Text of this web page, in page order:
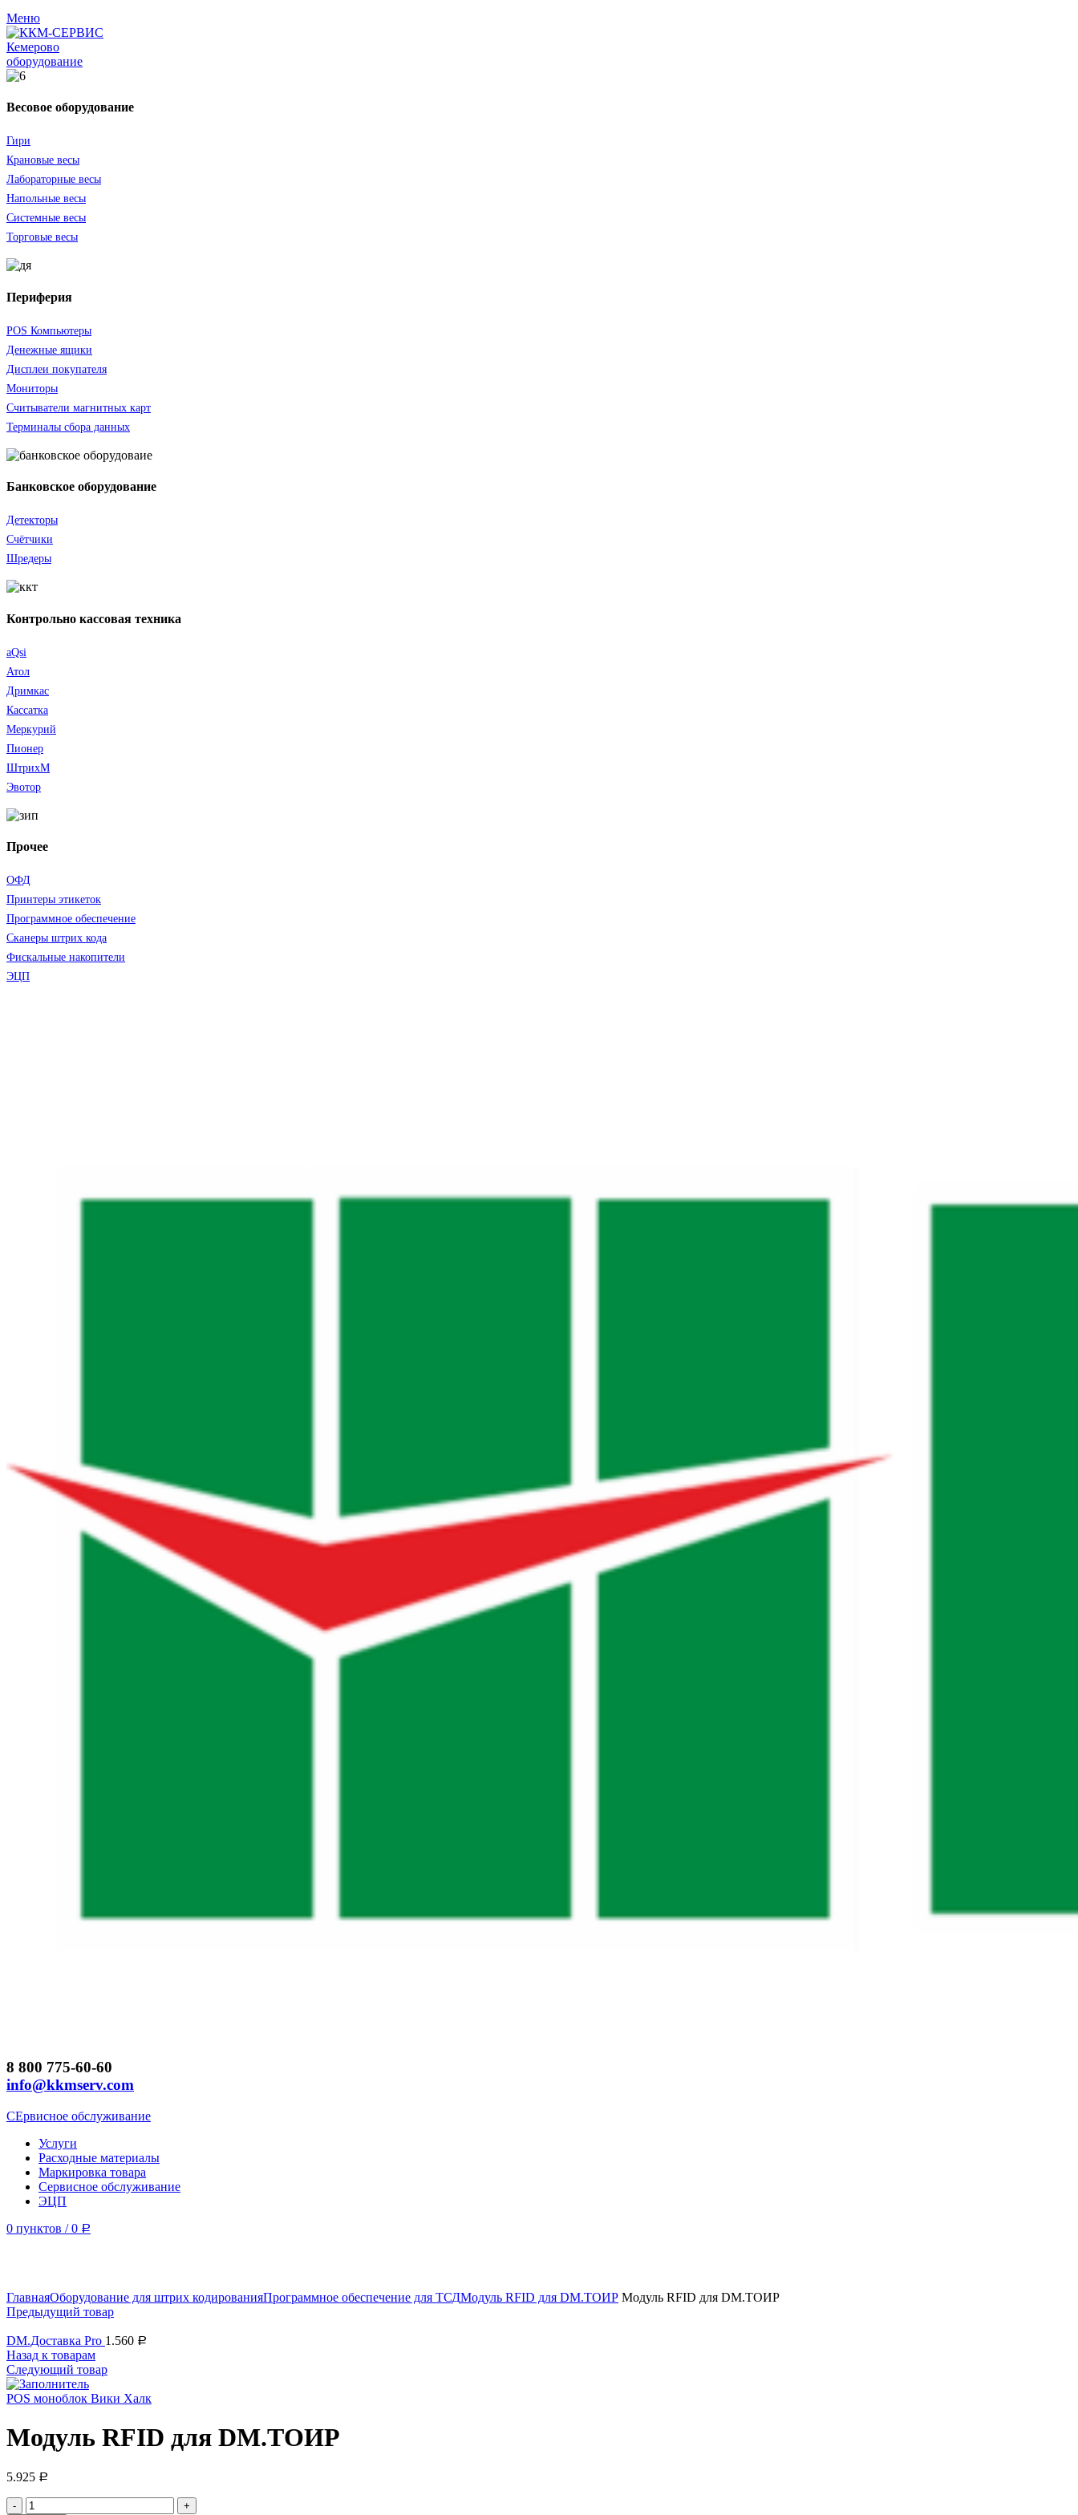
Меню
оборудование
Весовое оборудование
Гири
Крановые весы
Лабораторные весы
Напольные весы
Системные весы
Торговые весы
Периферия
POS Компьютеры
Денежные ящики
Дисплеи покупателя
Мониторы
Считыватели магнитных карт
Терминалы сбора данных
Банковское оборудование
Детекторы
Счётчики
Шредеры
Контрольно кассовая техника
aQsi
Атол
Дримкас
Кассатка
Меркурий
Пионер
ШтрихМ
Эвотор
Прочее
ОФД
Принтеры этикеток
Программное обеспечение
Сканеры штрих кода
Фискальные накопители
ЭЦП
8 800 775-60-60
info@kkmserv.com
СЕрвисное обслуживание
Услуги
Расходные материалы
Маркировка товара
Сервисное обслуживание
ЭЦП
0 пунктов / 0 Р
ГлавнаяОборудование для штрих кодированияПрограммное обеспечение для ТСДМодуль RFID для DM.ТОИР Модуль RFID для DM.ТОИР
Предыдущий товар
DM.Доставка Pro 1.560 Р
Назад к товарам
Следующий товар
POS моноблок Вики Халк
Модуль RFID для DM.ТОИР
5.925 Р
Количество